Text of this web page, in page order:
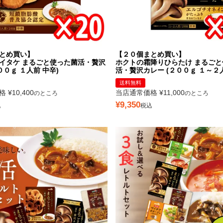
め買い】
タケ まるごと使った菌活・贅沢
０ｇ １人前 中辛)
¥10,400のところ
【２０個まとめ買い】
ホクトの霜降りひらたけ まるご
活・贅沢カレー (２００ｇ １～２
送料無料
当店通常価格 ¥11,000のところ
¥9,350税込